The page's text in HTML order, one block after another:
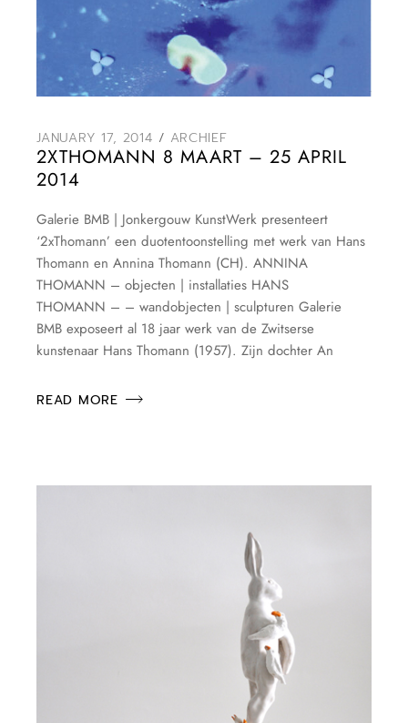
JANUARY 17, 2014 ARCHIEF
2XTHOMANN 8 MAART – 25 APRIL
2014
Galerie BMB | Jonkergouw KunstWerk presenteert
‘2xThomann’ een duotentoonstelling met werk van Hans
Thomann en Annina Thomann (CH). ANNINA
THOMANN – objecten | installaties HANS
THOMANN – – wandobjecten | sculpturen Galerie
BMB exposeert al 18 jaar werk van de Zwitserse
kunstenaar Hans Thomann (1957). Zijn dochter An
READ MORE